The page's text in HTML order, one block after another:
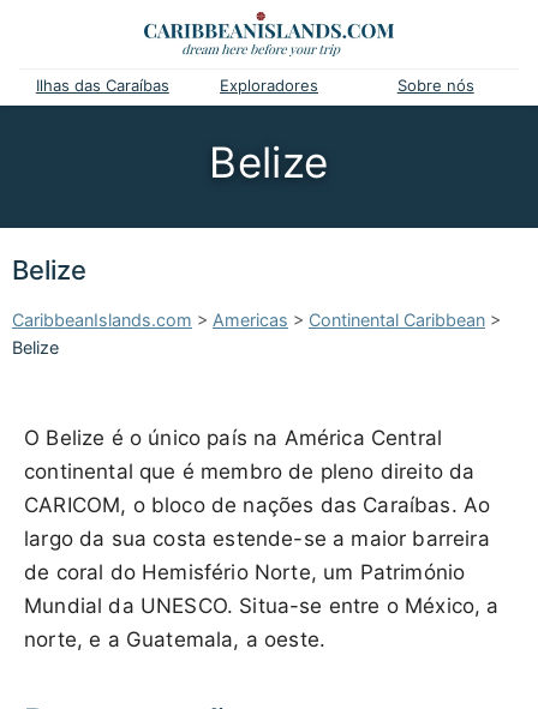
Ilhas das Caraíbas Exploradores Sobre nós
Belize
Belize
CaribbeanIslands.com > Americas > Continental Caribbean >
Belize
O Belize é o único país na América Central
continental que é membro de pleno direito da
CARICOM, o bloco de nações das Caraíbas. Ao
largo da sua costa estende-se a maior barreira
de coral do Hemisfério Norte, um Património
Mundial da UNESCO. Situa-se entre o México, a
norte, e a Guatemala, a oeste.